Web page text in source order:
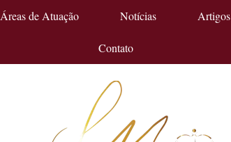
Áreas de Atuação Notícias Artigos
Contato